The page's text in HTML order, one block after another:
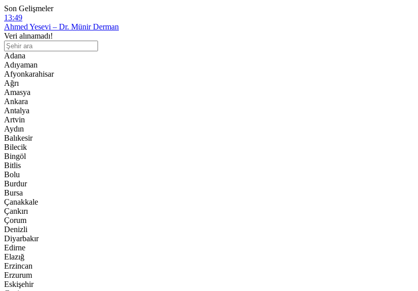
Son Gelişmeler
13:49
Ahmed Yesevi – Dr. Münir Derman
12:28
Diyanet Akademisi Başkanı Enver Osman Kaan’dan açıklama: “Uygur kardeşlerim hakkını helal etsin”
11:46
Mezhepleri ve hadisleri inkar etmenin sonu mürtetliktir!
10:07
İşgalci Çin’in “etnik birlik” yasası 1 ay olmasına rağmen Uygurları şimdiden olumsuz etkiliyor
16:07
İngiltere Dışişleri Bakanı, Uygur soykırımı konusunda Çin’e karşı tavır alması yönündeki çağrılarla karşı karşıya
Veri alınamadı!
Adana
Adıyaman
Afyonkarahisar
Ağrı
Amasya
Ankara
Antalya
Artvin
Aydın
Balıkesir
Bilecik
Bingöl
Bitlis
Bolu
Burdur
Bursa
Çanakkale
Çankırı
Çorum
Denizli
Diyarbakır
Edirne
Elazığ
Erzincan
Erzurum
Eskişehir